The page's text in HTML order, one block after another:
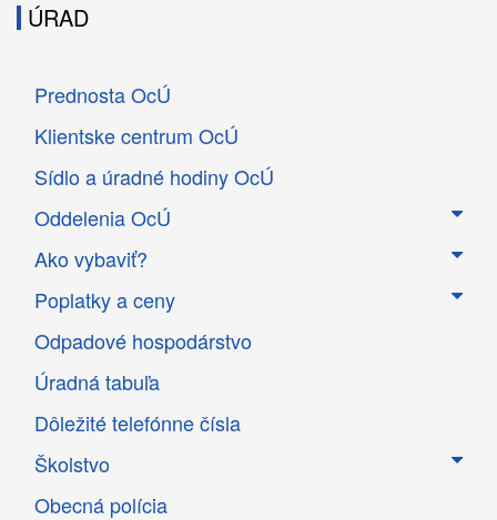
ÚRAD
Prednosta OcÚ
Klientske centrum OcÚ
Sídlo a úradné hodiny OcÚ
Oddelenia OcÚ
Ako vybaviť?
Poplatky a ceny
Odpadové hospodárstvo
Úradná tabuľa
Dôležité telefónne čísla
Školstvo
Obecná polícia